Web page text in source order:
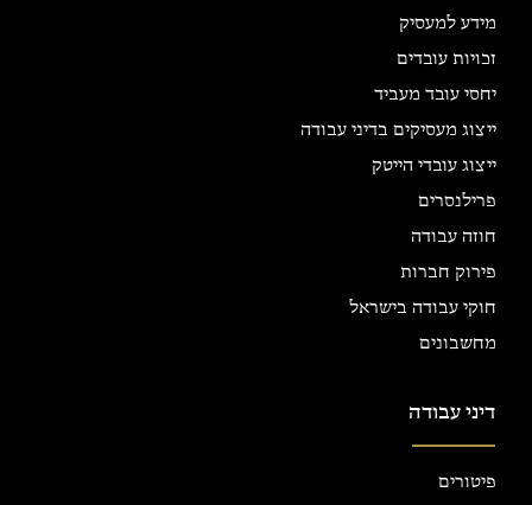
מידע למעסיק
זכויות עובדים
יחסי עובד מעביד
ייצוג מעסיקים בדיני עבודה
ייצוג עובדי הייטק
פרילנסרים
חוזה עבודה
פירוק חברות
חוקי עבודה בישראל
מחשבונים
דיני עבודה
פיטורים